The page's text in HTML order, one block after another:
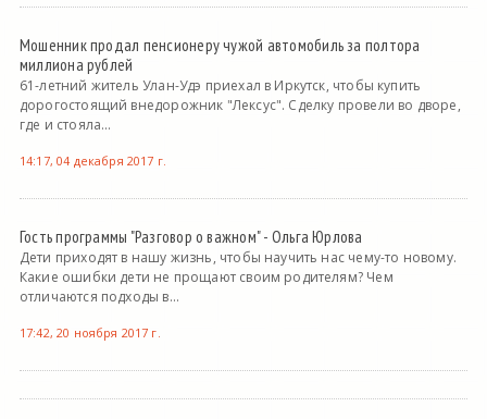
Мошенник продал пенсионеру чужой автомобиль за полтора
миллиона рублей
61-летний житель Улан-Удэ приехал в Иркутск, чтобы купить
дорогостоящий внедорожник "Лексус". Сделку провели во дворе,
где и стояла...
14:17, 04 декабря 2017 г.
Гость программы "Разговор о важном" - Ольга Юрлова
Дети приходят в нашу жизнь, чтобы научить нас чему-то новому.
Какие ошибки дети не прощают своим родителям? Чем
отличаются подходы в...
17:42, 20 ноября 2017 г.